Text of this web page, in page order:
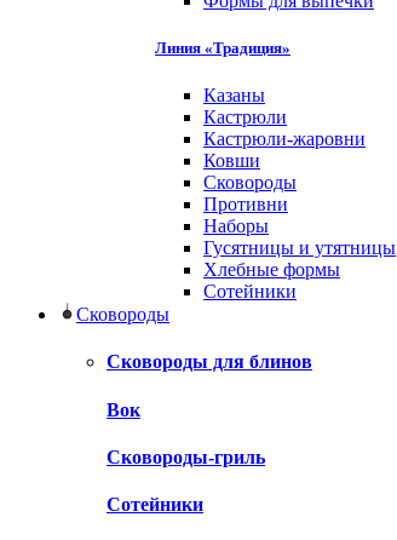
Линия «Традиция»
Казаны
Кастрюли
Кастрюли-жаровни
Ковши
Сковороды
Противни
Наборы
Гусятницы и утятницы
Хлебные формы
Сотейники
Сковороды
Сковороды для блинов
Вок
Сковороды-гриль
Сотейники